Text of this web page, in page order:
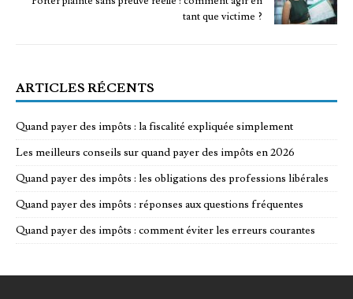
tant que victime ?
ARTICLES RÉCENTS
Quand payer des impôts : la fiscalité expliquée simplement
Les meilleurs conseils sur quand payer des impôts en 2026
Quand payer des impôts : les obligations des professions libérales
Quand payer des impôts : réponses aux questions fréquentes
Quand payer des impôts : comment éviter les erreurs courantes